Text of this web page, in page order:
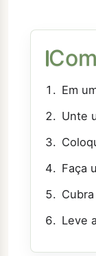
Em
Unte
Faça
Leve